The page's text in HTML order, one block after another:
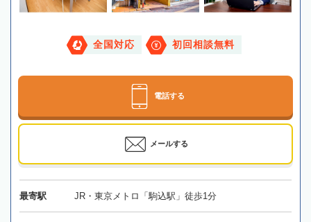
全国対応 初回相談無料
電話する
メールする
最寄駅 JR・東京メトロ「駒込駅」徒歩1分